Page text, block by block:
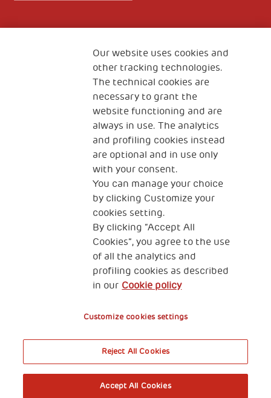
The Human Safety Net
CONTACT US
2, Piazza Duca degli Abruzzi 34132
Trieste Italy
Fiscal code (Italy) 90017740326
VAT code 01372940328
Privacy & GDPR Cookies’ policy
A World of Potential
Book your free entry to the exhibition
Our website uses cookies and
other tracking technologies.
The technical cookies are
necessary to grant the
website functioning and are
always in use. The analytics
and profiling cookies instead
are optional and in use only
with your consent.
You can manage your choice
by clicking Customize your
cookies setting.
By clicking “Accept All
Cookies”, you agree to the use
of all the analytics and
profiling cookies as described
in our Cookie policy
Customize cookies settings
Reject All Cookies
Accept All Cookies